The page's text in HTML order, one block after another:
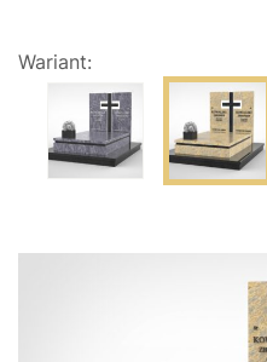
Wariant: